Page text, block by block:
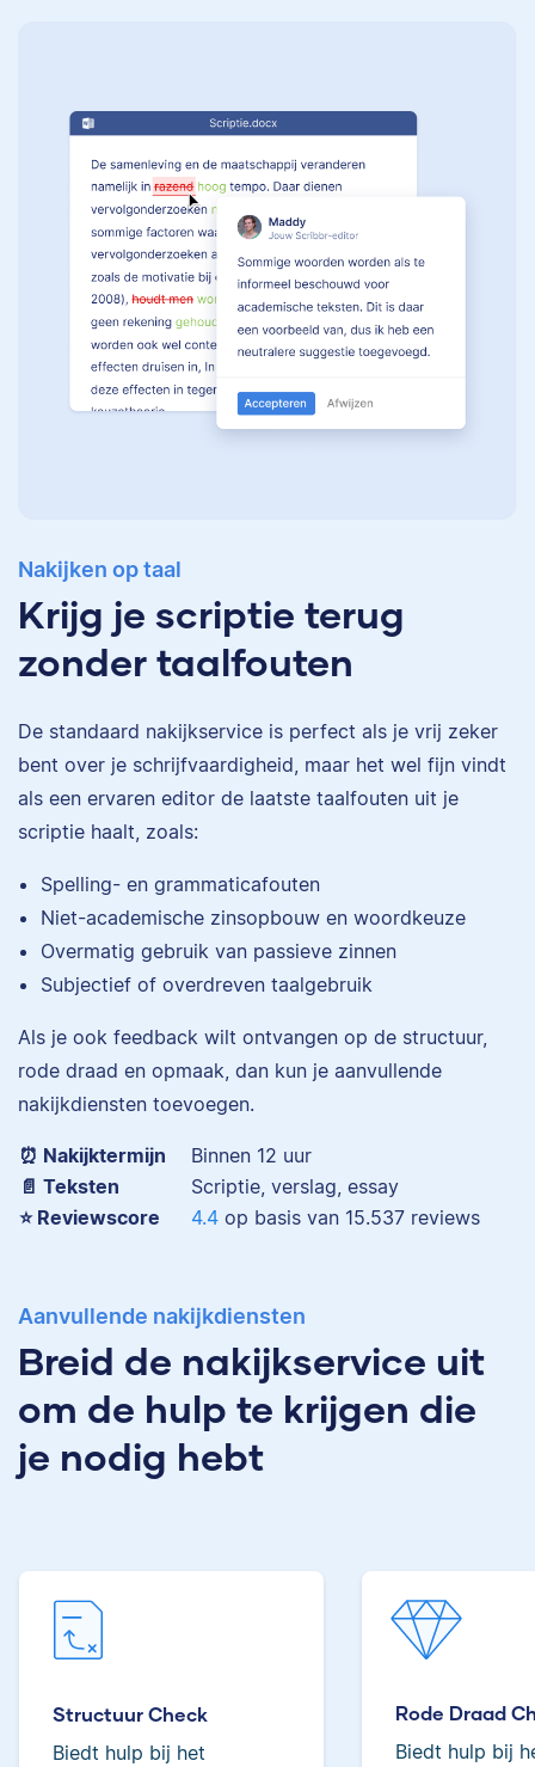
Nakijken op taal
Krijg je scriptie terug
zonder taalfouten
De standaard nakijkservice is perfect als je vrij zeker
bent over je schrijfvaardigheid, maar het wel fijn vindt
als een ervaren editor de laatste taalfouten uit je
scriptie haalt, zoals:
Spelling- en grammaticafouten
Niet-academische zinsopbouw en woordkeuze
Overmatig gebruik van passieve zinnen
Subjectief of overdreven taalgebruik
Als je ook feedback wilt ontvangen op de structuur,
rode draad en opmaak, dan kun je aanvullende
nakijkdiensten toevoegen.
⏰ Nakijktermijn
Binnen 12 uur
📄 Teksten
Scriptie, verslag, essay
⭐️ Reviewscore
4.4 op basis van 15.537 reviews
Aanvullende nakijkdiensten
Breid de nakijkservice uit
om de hulp te krijgen die
je nodig hebt
Structuur Check
Biedt hulp bij het
Rode Draad
Biedt hulp bij
Eva is journalist en
werkt als senior editor
bij Scribbr waar ze al
woorden heeft
geredigeerd.
Erica heeft Nederlands
Yves
gestudeerd, heeft als
gewerkt bij Tilburg